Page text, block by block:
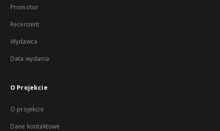
Promotor
Recenzent
Wydawca
Data wydania
O Projekcie
O projekcie
Dane kontaktowe